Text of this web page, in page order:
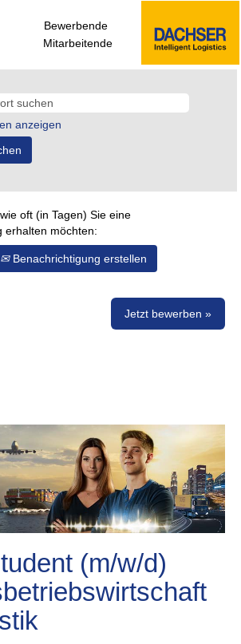
Bewerbende
Mitarbeitende
anzeigen
oft (in Tagen) Sie eine
erhalten möchten:
Benachrichtigung erstellen
Jetzt bewerben »
(m/w/d)